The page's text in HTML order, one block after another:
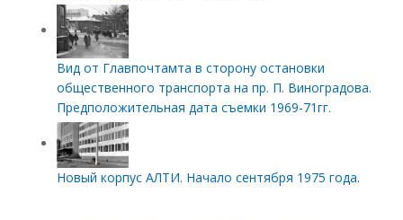
Вид от Главпочтамта в сторону остановки
общественного транспорта на пр. П. Виноградова.
Предположительная дата съемки 1969-71гг.
Новый корпус АЛТИ. Начало сентября 1975 года.